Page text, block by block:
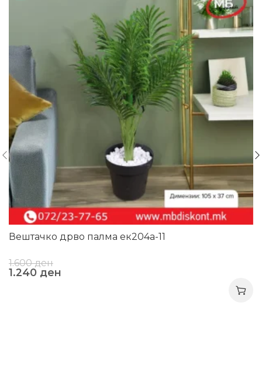
Вештачко дрво палма ек204а-11
1.600ден
1.240 ден